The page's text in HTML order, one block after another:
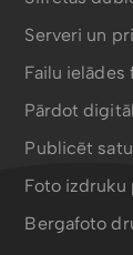
Serveri un
Failu ielādes
Pārdot
Publicēt
Foto izdruku
Bergafoto